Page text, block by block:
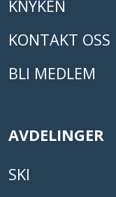
KNYKEN
KONTAKT OSS
BLI MEDLEM
AVDELINGER
SKI